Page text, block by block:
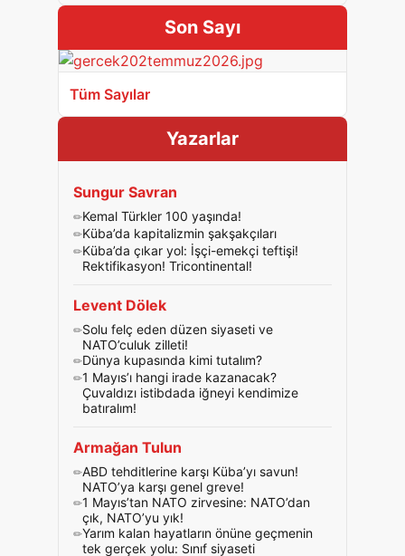
Son Sayı
Tüm Sayılar
Yazarlar
Sungur Savran
Kemal Türkler 100 yaşında!
Küba’da kapitalizmin şakşakçıları
Küba’da çıkar yol: İşçi-emekçi teftişi!
Rektifikasyon! Tricontinental!
Levent Dölek
Solu felç eden düzen siyaseti ve
NATO’culuk zilleti!
Dünya kupasında kimi tutalım?
1 Mayıs’ı hangi irade kazanacak?
Çuvaldızı istibdada iğneyi kendimize
batıralım!
Armağan Tulun
ABD tehditlerine karşı Küba’yı savun!
NATO’ya karşı genel greve!
1 Mayıs’tan NATO zirvesine: NATO’dan
çık, NATO’yu yık!
Yarım kalan hayatların önüne geçmenin
tek gerçek yolu: Sınıf siyaseti